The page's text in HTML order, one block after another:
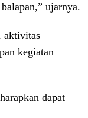
ujarnya.
aktivitas
kegiatan
dapat